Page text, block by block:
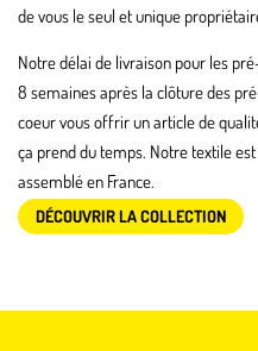
de vous le seul et unique
Notre délai de livraison pour les
8 semaines après la clôture des
coeur vous offrir un article de
ça prend du temps. Notre textile
assemblé en France.
DÉCOUVRIR LA COLLECTION